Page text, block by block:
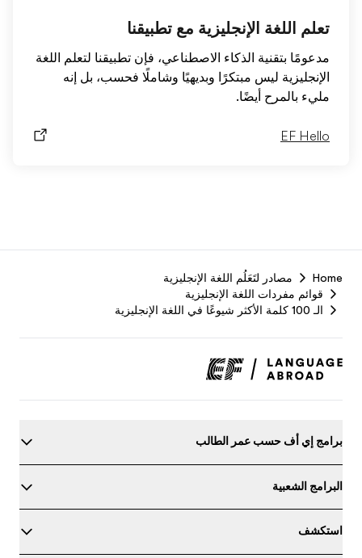
تعلم اللغة الإنجليزية مع تطبيقنا
مدعومًا بتقنية الذكاء الاصطناعي، فإن تطبيقنا لتعلم اللغة
الإنجليزية ليس مبتكرًا وبديهيًا وشاملًا فحسب، بل إنه
مليء بالمرح أيضًا.
EF Hello
Home
مصادر لتَعَلُم اللغة الإنجليزية
قوائم مفردات اللغة الإنجليزية
الـ 100 كلمة الأكثر شيوعًا في اللغة الإنجليزية
برامج إي أف حسب عمر الطالب
البرامج الشعبية
استكشف